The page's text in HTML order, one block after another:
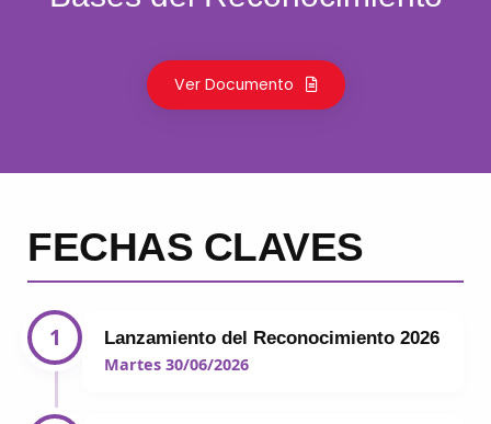
Ver Documento
FECHAS CLAVES
1
Lanzamiento del Reconocimiento 2026
Martes 30/06/2026